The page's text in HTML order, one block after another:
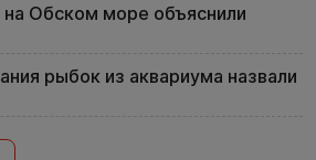
Обском море объяснили
рыбок из аквариума назвали